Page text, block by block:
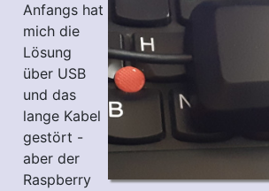
Anfangs hat
mich die
Lösung
über USB
und das
lange Kabel
gestört -
aber der
Raspberry